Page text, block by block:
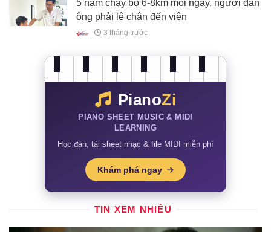
5 năm chạy bộ 6-8km mỗi ngày, người đàn
ông phải lê chân đến viện
3 tháng trước
PianoZi
PIANO SHEET MUSIC & MIDI
LEARNING
Học đàn, tải sheet nhạc & file MIDI miễn phí
Khám phá ngay
TIN XEM NHIỀU